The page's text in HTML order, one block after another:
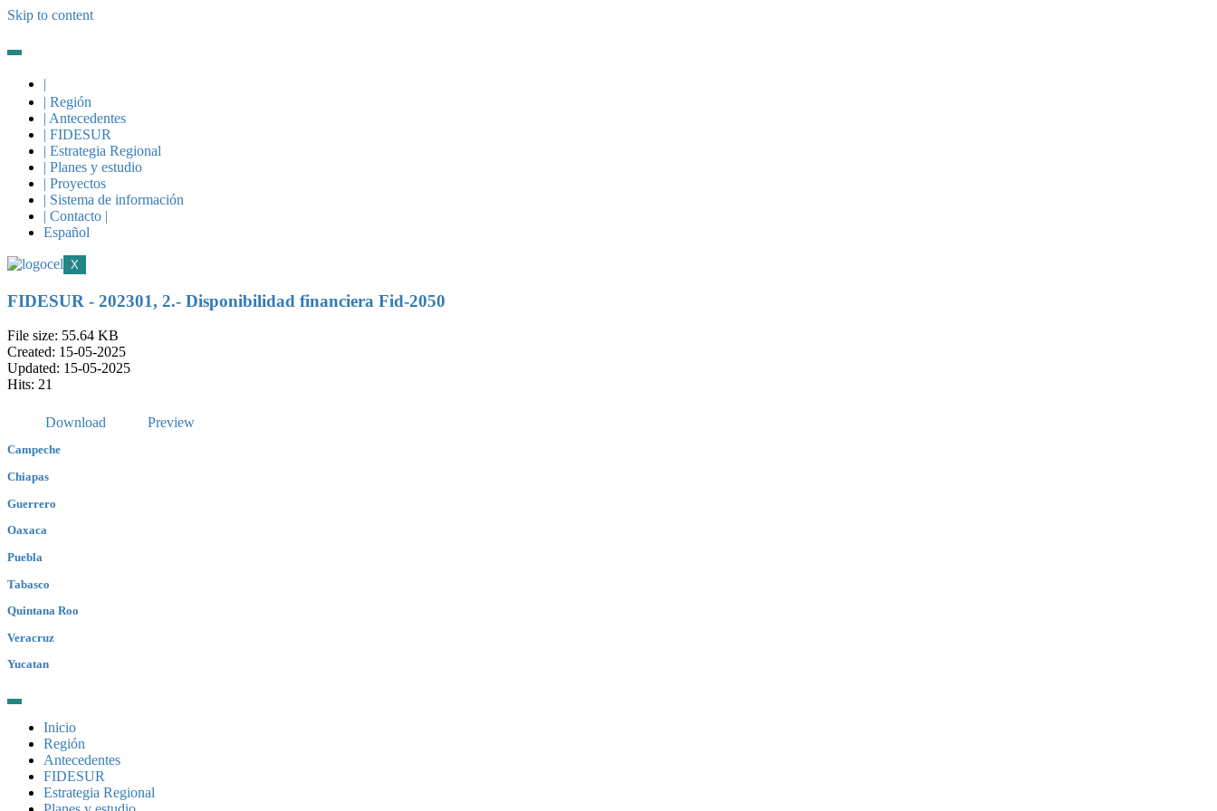
Skip to content
|
| Región
| Antecedentes
| FIDESUR
| Estrategia Regional
| Planes y estudio
| Proyectos
| Sistema de información
| Contacto |
Español
X
FIDESUR - 202301, 2.- Disponibilidad financiera Fid-2050
File size: 55.64 KB
Created: 15-05-2025
Updated: 15-05-2025
Hits: 21
Download Preview
Campeche
Chiapas
Guerrero
Oaxaca
Puebla
Tabasco
Quintana Roo
Veracruz
Yucatan
Inicio
Región
Antecedentes
FIDESUR
Estrategia Regional